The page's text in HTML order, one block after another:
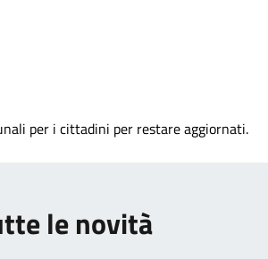
per i cittadini per restare aggiornati.
le novità